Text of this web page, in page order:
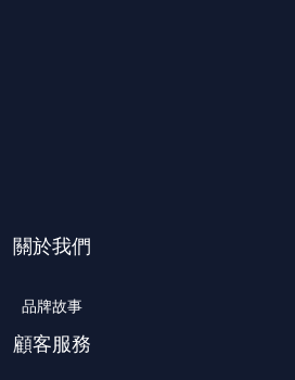
關於我們
品牌故事
顧客服務